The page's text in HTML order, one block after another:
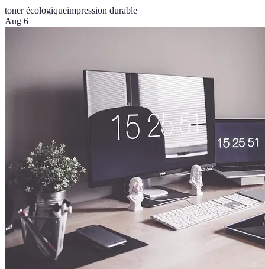
toner écologiqueimpression durable
Aug 6